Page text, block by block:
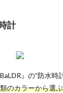
計
』の”防水時
のカラーから選